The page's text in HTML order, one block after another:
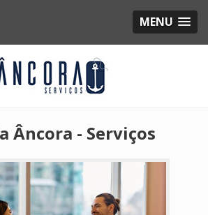
MENU
Âncora - Serviços